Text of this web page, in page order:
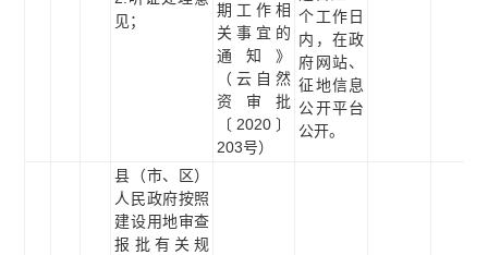
见；
期工作相
关事宜的
通知》
（云自然
资审批
〔2020〕
203号）
个工作日
内，在政
府网站、
征地信息
公开平台
公开。
县（市、区）
人民政府按照
建设用地审查
报批有关规